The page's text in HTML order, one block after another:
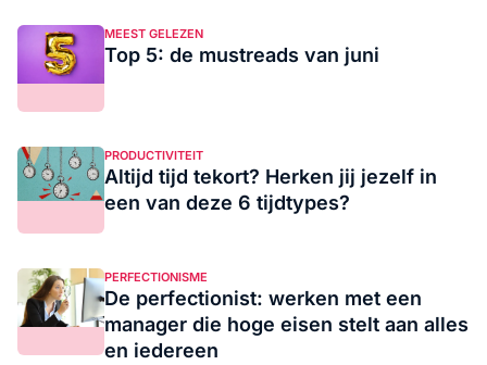
MEEST GELEZEN
Top 5: de mustreads van juni
PRODUCTIVITEIT
Altijd tijd tekort? Herken jij jezelf in
een van deze 6 tijdtypes?
PERFECTIONISME
De perfectionist: werken met een
manager die hoge eisen stelt aan alles
en iedereen